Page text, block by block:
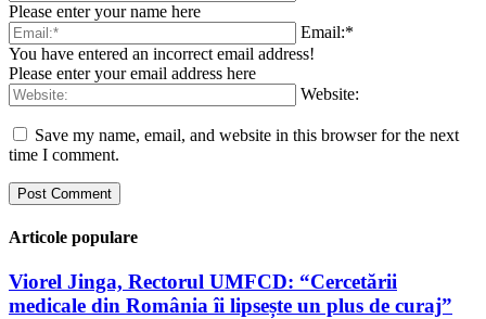
Please enter your name here
Email:*
You have entered an incorrect email address!
Please enter your email address here
Website:
Save my name, email, and website in this browser for the next
time I comment.
Articole populare
Viorel Jinga, Rectorul UMFCD: “Cercetării
medicale din România îi lipsește un plus de curaj”